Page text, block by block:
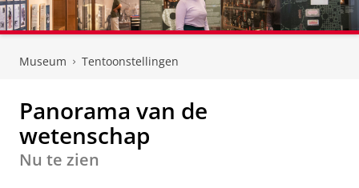
Museum Tentoonstellingen
Panorama van de
wetenschap
Nu te zien